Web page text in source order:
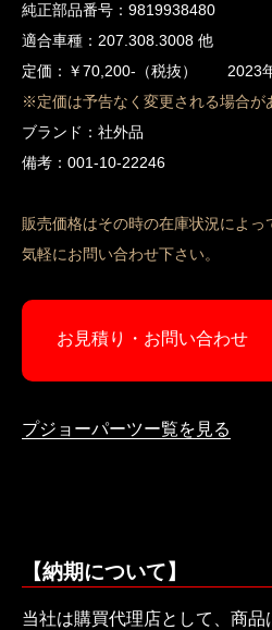
純正部品番号：9819938480
適合車種：207.308.3008 他
定価：￥70,200-（税抜） 2023
※定価は予告なく変更される場合が
ブランド：社外品
備考：001-10-22246
販売価格はその時の在庫状況によ
気軽にお問い合わせ下さい。
お見積り・お問い合わせ
プジョーパーツー覧を見る
【納期について】
当社は購買代理店として、商